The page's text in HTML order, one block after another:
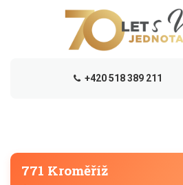
+420 518 389 211
771 Kroměříž